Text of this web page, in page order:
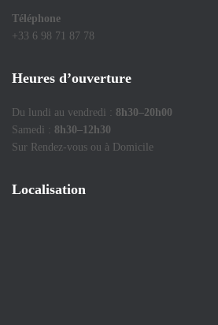
Téléphone
+33 6 98 71 87 78
Heures d’ouverture
Du lundi au vendredi : 8h30–20h00
Samedi : 8h30–12h30
Sur Rendez-vous ou à Domicile
Localisation